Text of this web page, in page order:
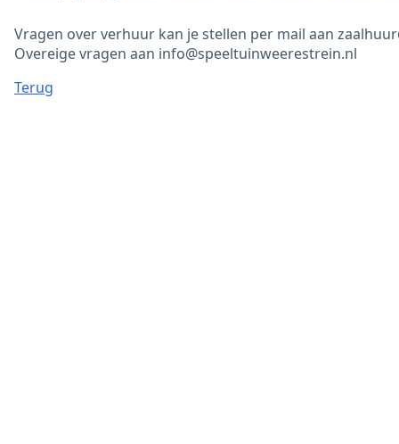
Vragen over verhuur kan je stellen per mail aan
Overeige vragen aan info@speeltuinweerestrein.nl
Terug